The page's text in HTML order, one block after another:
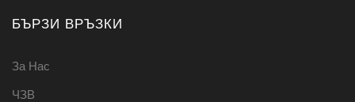
БЪРЗИ ВРЪЗКИ
За Нас
ЧЗВ